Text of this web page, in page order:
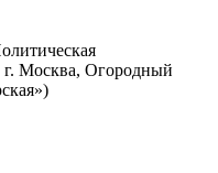
г. Москва, Огородный